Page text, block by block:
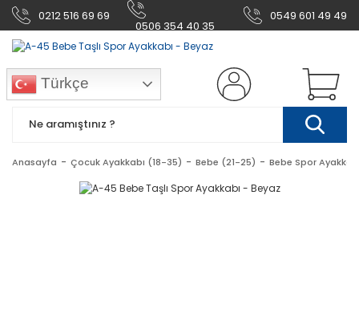
0212 516 69 69
0506 354 40 35
0549 601 49 49
Türkçe
Anasayfa Çocuk Ayakkabı (18-35) Bebe (21-25) Bebe Spor